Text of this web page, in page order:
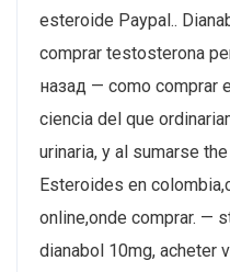
esteroide Paypal..
comprar testosterona
назад — como comprar
ciencia del que
urinaria, y al sumarse
Esteroides en
online,onde comprar. —
dianabol 10mg, acheter